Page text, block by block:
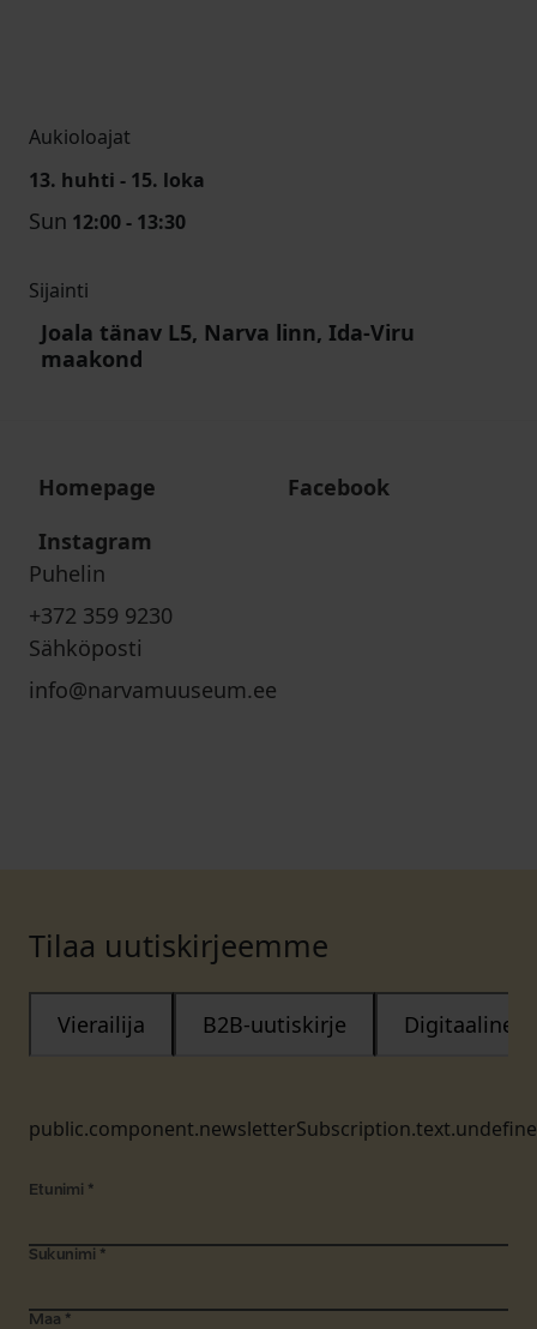
Aukioloajat
13. huhti - 15. loka
Sun 12:00 - 13:30
Sijainti
Joala tänav L5, Narva linn, Ida-Viru
maakond
Homepage
Facebook
Instagram
Puhelin
+372 359 9230
Sähköposti
info@narvamuuseum.ee
Tilaa uutiskirjeemme
Vierailija B2B-uutiskirje Digitaalinen
Etunimi *
Sukunimi *
Maa *